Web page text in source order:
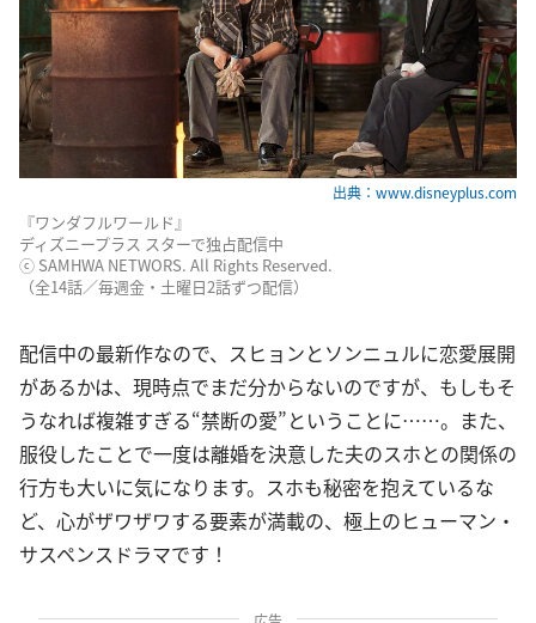
出典：www.disneyplus.com
『ワンダフルワールド』
ディズニープラス スターで独占配信中
ⓒ SAMHWA NETWORS. All Rights Reserved.
（全14話／毎週金・土曜日2話ずつ配信）
配信中の最新作なので、スヒョンとソンニュルに恋愛展開
があるかは、現時点でまだ分からないのですが、もしもそ
うなれば複雑すぎる“禁断の愛”ということに……。また、
服役したことで一度は離婚を決意した夫のスホとの関係の
行方も大いに気になります。スホも秘密を抱えているな
ど、心がザワザワする要素が満載の、極上のヒューマン・
サスペンスドラマです！